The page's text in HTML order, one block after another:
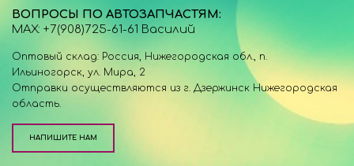
ВОПРОСЫ ПО АВТОЗАПЧАСТЯМ:
MAX: +7(908)725-61-61 Василий
Оптовый склад: Россия, Нижегородская обл., п.
Ильиногорск, ул. Мира, 2
Отправки осуществляются из г. Дзержинск Нижегородская
область.
НАПИШИТЕ НАМ